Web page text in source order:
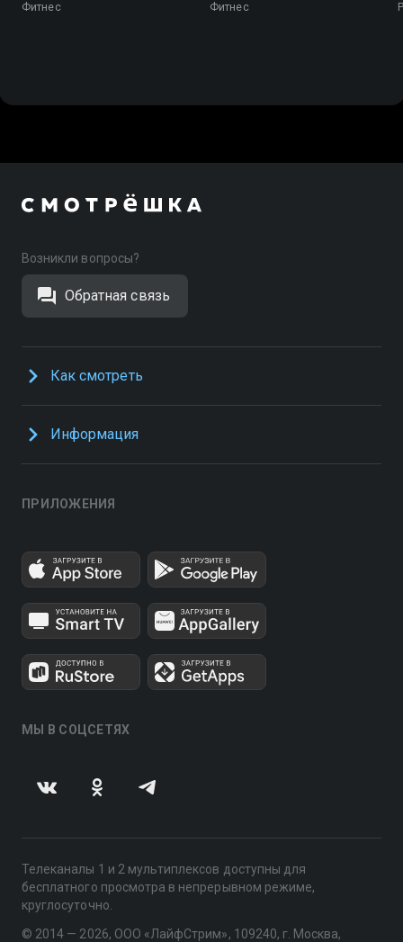
Фитнес Фитнес
Возникли вопросы?
Обратная связь
Как смотреть
Информация
ПРИЛОЖЕНИЯ
МЫ В СОЦСЕТЯХ
Телеканалы 1 и 2 мультиплексов доступны для
бесплатного просмотра в непрерывном режиме,
круглосуточно.
© 2014 — 2026, ООО «ЛайфСтрим», 109240, г. Москва,